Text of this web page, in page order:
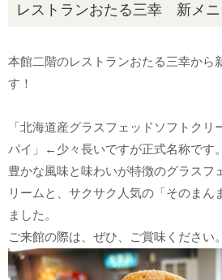
レストランおたる三幸 新メ
本館二階のレストランおたる三幸から
す！
「北海道産グラスフェッドソフトク
パイ」←少々長いですが正式名称です。
豊かな風味と味わいが特徴のグラスフ
リームと、サクサク人気の「そのまん
ました。
ご来館の際は、ぜひ、ご賞味ください。